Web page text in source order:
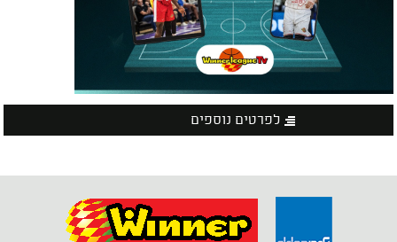
לפרטים נוספים